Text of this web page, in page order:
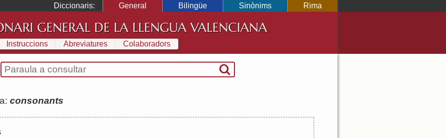
Diccionaris: General Bilingüe Sinònims Rima
GENERAL DE LA LLENGUA VALENCIANA
Instruccions Abreviatures Colaboradors
consonants